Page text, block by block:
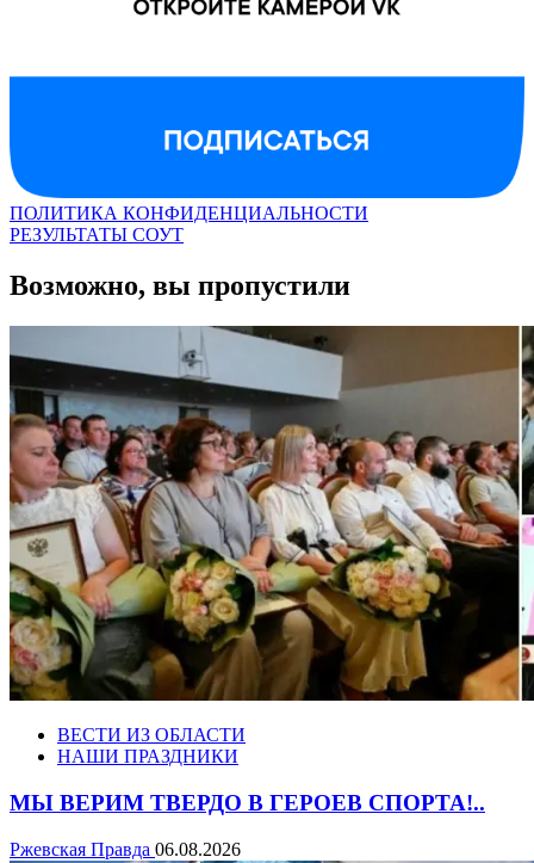
ПОЛИТИКА КОНФИДЕНЦИАЛЬНОСТИ
РЕЗУЛЬТАТЫ СОУТ
Возможно, вы пропустили
ВЕСТИ ИЗ ОБЛАСТИ
НАШИ ПРАЗДНИКИ
МЫ ВЕРИМ ТВЕРДО В ГЕРОЕВ СПОРТА!..
Ржевская Правда 06.08.2026